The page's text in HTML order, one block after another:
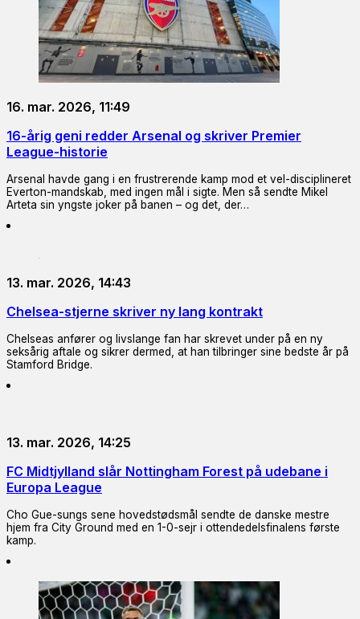
16. mar. 2026, 11:49
16-årig geni redder Arsenal og skriver Premier
League-historie
Arsenal havde gang i en frustrerende kamp mod et vel-disciplineret
Everton-mandskab, med ingen mål i sigte. Men så sendte Mikel
Arteta sin yngste joker på banen – og det, der…
13. mar. 2026, 14:43
Chelsea-stjerne skriver ny lang kontrakt
Chelseas anfører og livslange fan har skrevet under på en ny
seksårig aftale og sikrer dermed, at han tilbringer sine bedste år på
Stamford Bridge.
13. mar. 2026, 14:25
FC Midtjylland slår Nottingham Forest på udebane i
Europa League
Cho Gue-sungs sene hovedstødsmål sendte de danske mestre
hjem fra City Ground med en 1-0-sejr i ottendedelsfinalens første
kamp.